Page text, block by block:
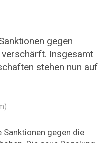
gegen
Insgesamt
stehen nun auf
Sanktionen gegen die